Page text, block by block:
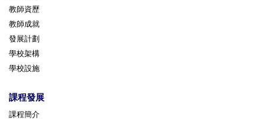
教師資歷
教師成就
發展計劃
學校架構
學校設施
課程發展
課程簡介